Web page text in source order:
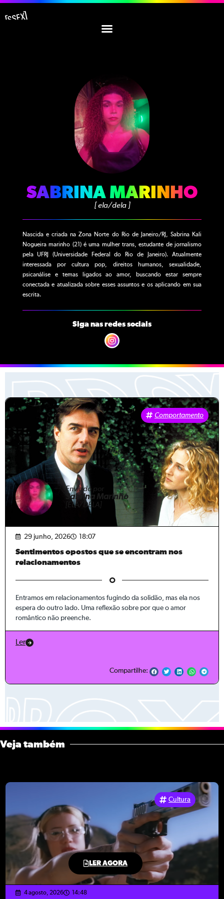
SABRINA MARINHO
[ ela/dela ]
Nascida e criada na Zona Norte do Rio de Janeiro/RJ, Sabrina Kali
Nogueira marinho (21) é uma mulher trans, estudante de jornalismo
pela UFRJ (Universidade Federal do Rio de Janeiro). Atualmente
interessada por cultura pop, direitos humanos, sexualidade,
psicanálise e temas ligados ao amor, buscando estar sempre
conectada e atualizada sobre esses assuntos e os aplicando em sua
escrita.
Siga nas redes sociais
Comportamento
Enviado por
Sabrina Marinho
[ELA/DELA]
29 junho, 2026 18:07
Sentimentos opostos que se encontram nos
relacionamentos
Entramos em relacionamentos fugindo da solidão, mas ela nos
espera do outro lado. Uma reflexão sobre por que o amor
romântico não preenche.
Ler
Compartilhe:
Veja também
LER AGORA
Cultura
4 agosto, 2026 14:48